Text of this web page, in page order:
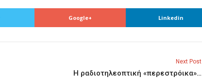
Google+ Linkedin
Next Post
Η ραδιοτηλεοπτική «περεστρόικα»…